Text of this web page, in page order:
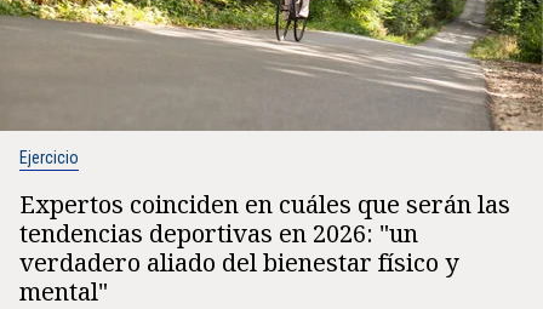
Ejercicio
Expertos coinciden en cuáles que serán las
tendencias deportivas en 2026: "un
verdadero aliado del bienestar físico y
mental"